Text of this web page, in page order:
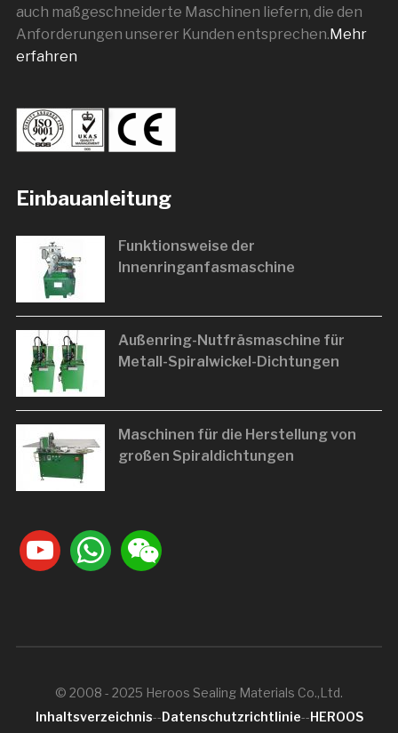
auch maßgeschneiderte Maschinen liefern, die den
Anforderungen unserer Kunden entsprechen.Mehr
erfahren
Einbauanleitung
Funktionsweise der
Innenringanfasmaschine
Außenring-Nutfräsmaschine für
Metall-Spiralwickel-Dichtungen
Maschinen für die Herstellung von
großen Spiraldichtungen
youtubewhatsappweixin
© 2008 - 2025 Heroos Sealing Materials Co.,Ltd.
Inhaltsverzeichnis--Datenschutzrichtlinie--HEROOS